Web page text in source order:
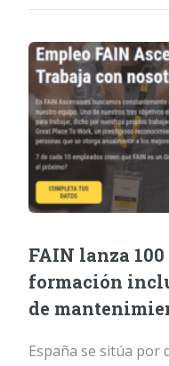
FAIN lanza
formación
de
España se sitúa por